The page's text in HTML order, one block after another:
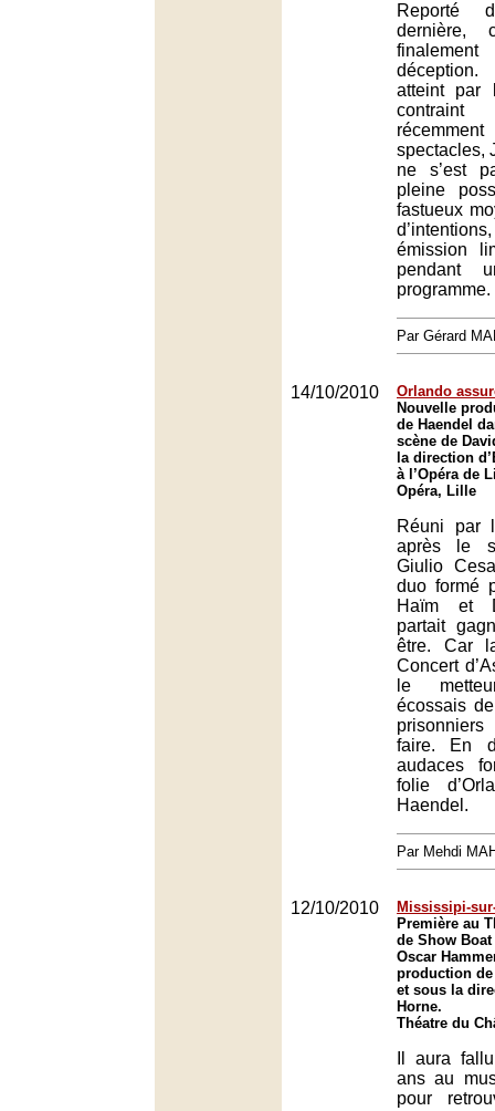
Reporté
dernière,
atteint par
spectacles,
ne s’est
pleine
fastueux
émission
pendant
programme.
Par Gérard
14/10/2010
Orlando
Nouvelle
de Haendel
scène de
la direction
à l’Opéra de
Opéra, Lille
Réuni par
après le
Giulio
duo formé
Haïm et
partait
être. Car
Concert
le
écossais
faire. En
audaces
folie
Haendel.
Par Mehdi
12/10/2010
Mississipi-
Première au
de Show
Oscar
production
et sous la
Horne.
Théatre du
Il aura
ans au
pour